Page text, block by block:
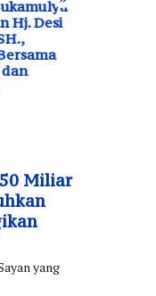
Hj. Desi
Miliar
yang